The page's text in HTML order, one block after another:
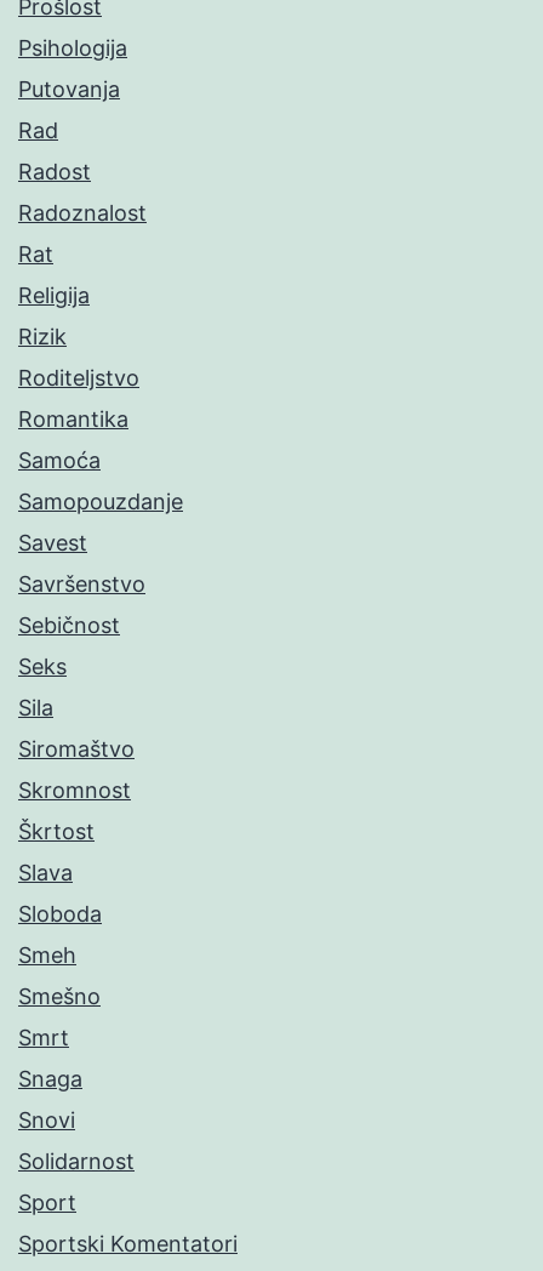
Prošlost
Psihologija
Putovanja
Rad
Radost
Radoznalost
Rat
Religija
Rizik
Roditeljstvo
Romantika
Samoća
Samopouzdanje
Savest
Savršenstvo
Sebičnost
Seks
Sila
Siromaštvo
Skromnost
Škrtost
Slava
Sloboda
Smeh
Smešno
Smrt
Snaga
Snovi
Solidarnost
Sport
Sportski Komentatori